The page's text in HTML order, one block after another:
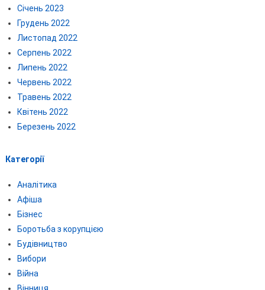
Січень 2023
Грудень 2022
Листопад 2022
Серпень 2022
Липень 2022
Червень 2022
Травень 2022
Квітень 2022
Березень 2022
Категорії
Аналітика
Афіша
Бізнес
Боротьба з корупцією
Будівництво
Вибори
Війна